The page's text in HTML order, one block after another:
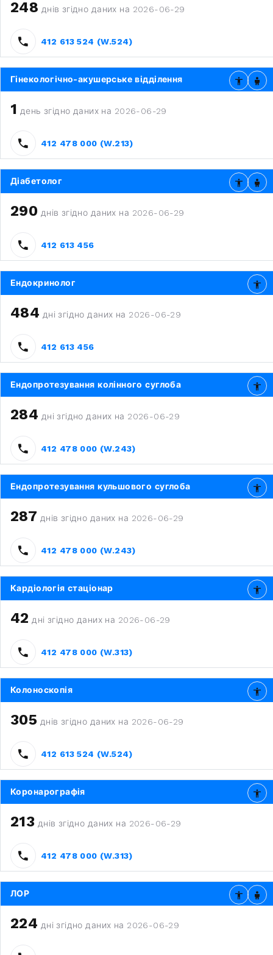
248 днів згідно даних на 2026-06-29
412 613 524 (W.524)
Гінекологічно-акушерське відділення
1 день згідно даних на 2026-06-29
412 478 000 (W.213)
Діабетолог
290 днів згідно даних на 2026-06-29
412 613 456
Ендокринолог
484 дні згідно даних на 2026-06-29
412 613 456
Ендопротезування колінного суглоба
284 дні згідно даних на 2026-06-29
412 478 000 (W.243)
Ендопротезування кульшового суглоба
287 днів згідно даних на 2026-06-29
412 478 000 (W.243)
Кардіологія стаціонар
42 дні згідно даних на 2026-06-29
412 478 000 (W.313)
Колоноскопія
305 днів згідно даних на 2026-06-29
412 613 524 (W.524)
Коронарографія
213 днів згідно даних на 2026-06-29
412 478 000 (W.313)
ЛОР
224 дні згідно даних на 2026-06-29